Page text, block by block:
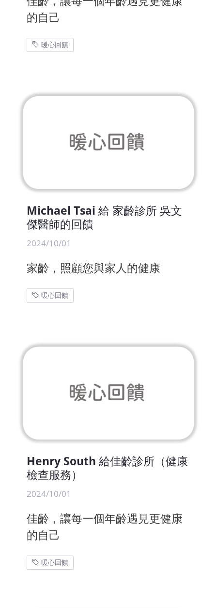
的自己
暖心回饋
Michael Tsai 給 家齡診所 吳文
傑醫師的回饋
2024/10/01
家齡，照顧您與家人的健康
暖心回饋
Henry South 給佳齡診所（健康
檢查服務）
2024/10/01
佳齡，讓每一個年齡遇見更健康
的自己
暖心回饋